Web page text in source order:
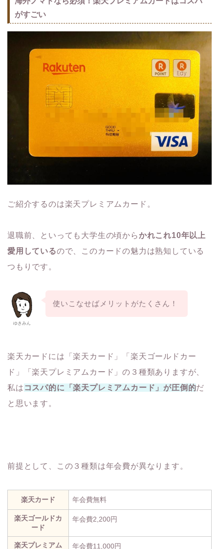
がすごい
ご紹介するのは楽天プレミアムカード。
退職前、といっても大学生の頃からかれこれ10年以上
愛用しているので、このカードの魅力は熟知している
つもりです。
ゆきみん
使いこなせばメリットがたくさん！
楽天カードには「楽天カード」「楽天ゴールドカー
ド」「楽天プレミアムカード」の３種類ありますが、
私は コスパ的に「楽天プレミアムカード」が圧倒的だ
と思います。
前提として、この３種類は年会費が異なります。
楽天カード 年会費無料
楽天ゴールドカ
ード
年会費2,200円
楽天プレミアム
年会費11,000円